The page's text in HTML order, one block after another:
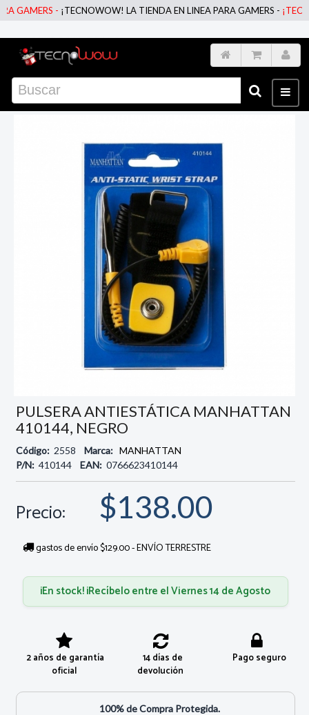
-¡TECNOWOW! LA TIENDA EN LINEA PARA GAMERS -
PULSERA ANTIESTÁTICA MANHATTAN
410144, NEGRO
Código: 2558 Marca: MANHATTAN
P/N: 410144 EAN: 0766623410144
Precio: $138.00
gastos de envío $129.00 - ENVÍO TERRESTRE
¡En stock! ¡Recíbelo entre el Viernes 14 de Agosto
2 años de garantía
oficial
14 días de
devolución
Pago seguro
100% de Compra Protegida.